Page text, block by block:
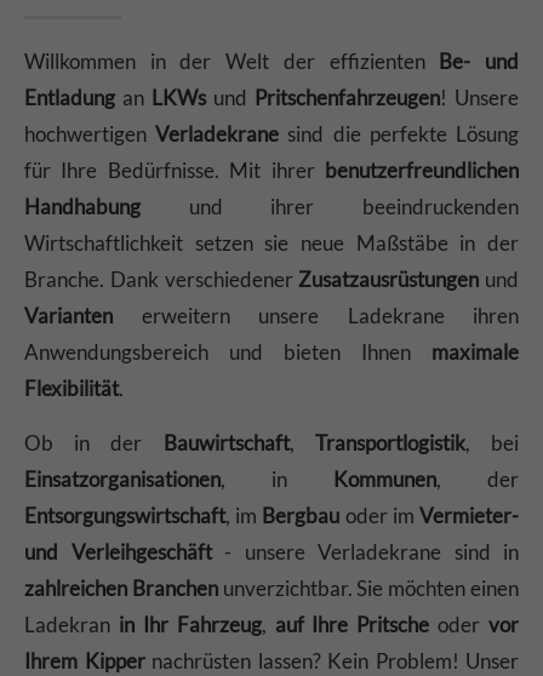
Willkommen in der Welt der effizienten Be- und
Entladung an LKWs und Pritschenfahrzeugen! Unsere
hochwertigenVerladekrane sind die perfekte Lösung
für Ihre Bedürfnisse. Mit ihrer benutzerfreundlichen
Handhabung und ihrer beeindruckenden
Wirtschaftlichkeit setzen sie neue Maßstäbe in der
Branche. Dank verschiedener Zusatzausrüstungen und
Varianten erweitern unsere Ladekrane ihren
Anwendungsbereich und bieten Ihnen maximale
Flexibilität.
Ob in der Bauwirtschaft, Transportlogistik, bei
Einsatzorganisationen, in Kommunen, der
Entsorgungswirtschaft, im Bergbau oder imVermieter-
und Verleihgeschäft- unsere Verladekrane sind in
zahlreichen Branchenunverzichtbar. Sie möchten einen
Ladekran in Ihr Fahrzeug, auf Ihre Pritsche oder vor
Ihrem Kippernachrüsten lassen? Kein Problem! Unser